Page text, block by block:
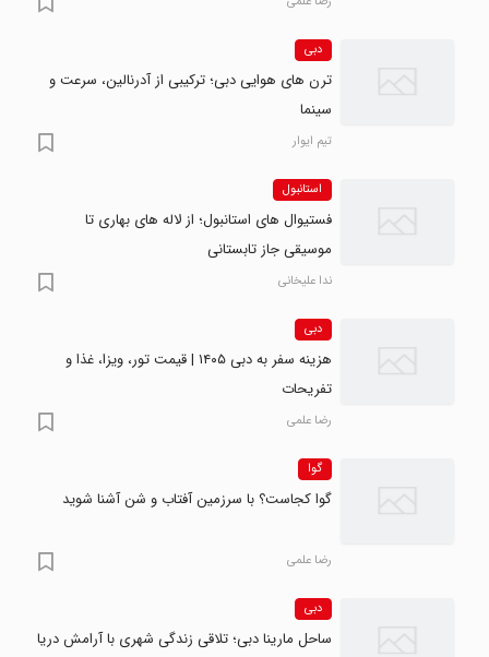
دبی
ترن های هوایی دبی؛ ترکیبی از آدرنالین، سرعت و
سینما
تیم ایوار
استانبول
فستیوال های استانبول؛ از لاله های بهاری تا
موسیقی جاز تابستانی
ندا علیخانی
دبی
هزینه سفر به دبی ۱۴۰۵ | قیمت تور، ویزا، غذا و
تفریحات
رضا علمی
گوا
گوا کجاست؟ با سرزمین آفتاب و شن آشنا شوید
رضا علمی
دبی
ساحل مارینا دبی؛ تلاقی زندگی شهری با آرامش دریا